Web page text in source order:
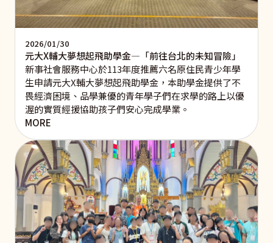
2026/01/30
元大X輔大夢想起飛助學金—「前往台北的未知冒險」
新事社會服務中心於113年度推薦六名原住民青少年學
生申請元大X輔大夢想起飛助學金，本助學金提供了不
畏經濟困境、品學兼優的青年學子們在求學的路上以優
渥的實質經援協助孩子們安心完成學業。
MORE